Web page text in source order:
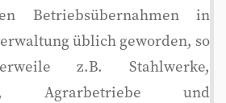
Betriebsübernahmen in
üblich geworden, so
z.B. Stahlwerke,
Agrarbetriebe und